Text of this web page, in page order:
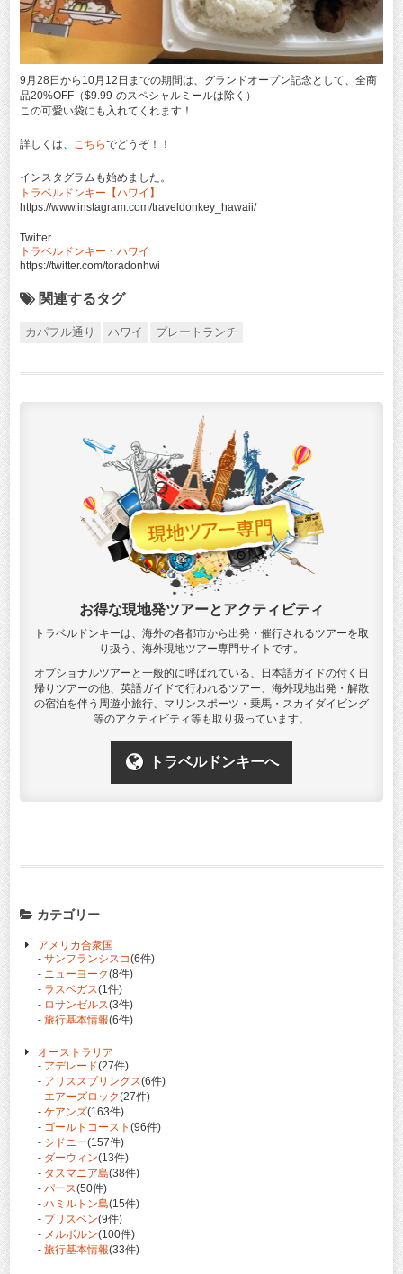
9月28日から10月12日までの期間は、グランドオープン記念として、全商
品20%OFF（$9.99‐のスペシャルミールは除く）
この可愛い袋にも入れてくれます！
詳しくは、 こちらでどうぞ！！
インスタグラムも始めました。
トラベルドンキー【ハワイ】
https://www.instagram.com/traveldonkey_hawaii/
Twitter
トラベルドンキー・ハワイ
https://twitter.com/toradonhwi
関連するタグ
カパフル通り ハワイ プレートランチ
お得な現地発ツアーとアクティビティ
トラベルドンキーは、海外の各都市から出発・催行されるツアーを取
り扱う、海外現地ツアー専門サイトです。
オプショナルツアーと一般的に呼ばれている、日本語ガイドの付く日
帰りツアーの他、英語ガイドで行われるツアー、海外現地出発・解散
の宿泊を伴う周遊小旅行、マリンスポーツ・乗馬・スカイダイビング
等のアクティビティ等も取り扱っています。
トラベルドンキーへ
カテゴリー
アメリカ合衆国
- サンフランシスコ(6件)
- ニューヨーク(8件)
- ラスベガス(1件)
- ロサンゼルス(3件)
- 旅行基本情報(6件)
オーストラリア
- アデレード(27件)
- アリススプリングス(6件)
- エアーズロック(27件)
- ケアンズ(163件)
- ゴールドコースト (96件)
- シドニー(157件)
- ダーウィン(13件)
- タスマニア島(38件)
- パース(50件)
- ハミルトン島(15件)
- ブリスベン(9件)
- メルボルン(100件)
- 旅行基本情報(33件)